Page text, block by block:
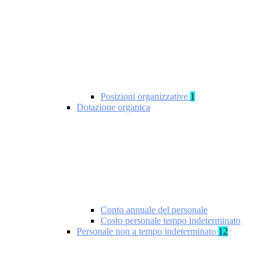
Posizioni organizzative 1
Dotazione organica
Conto annuale del personale
Costo personale tempo indeterminato
Personale non a tempo indeterminato 12